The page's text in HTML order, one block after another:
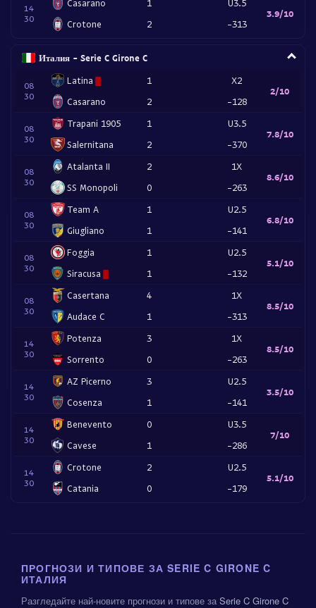
14
30
Casarano
Crotone
1
2
U3.5
-313
3.9/10
Италия - Serie C Girone C
08
30
Latina
Casarano
1
2
X2
-128
2/10
08
30
Trapani 1905
Salernitana
1
2
U3.5
-370
7.8/10
08
30
Atalanta II
SS Monopoli
2
0
1X
-263
8.6/10
08
30
Team A
Giugliano
1
1
U2.5
-141
6.8/10
08
30
Foggia
Siracusa
1
1
U2.5
-132
5.1/10
08
30
Casertana
Audace C
4
1
1X
-313
8.5/10
14
30
Potenza
Sorrento
3
0
1X
-263
8.5/10
14
30
AZ Picerno
Cosenza
3
1
U2.5
-141
3.5/10
14
30
Benevento
Cavese
0
1
U3.5
-286
7/10
14
30
Crotone
Catania
2
0
U2.5
-179
5.1/10
ПРОГНОЗИ И ТИПОВЕ ЗА SERIE C GIRONE C
ИТАЛИЯ
Разгледайте най-новите прогнози и типове за Serie C Girone C